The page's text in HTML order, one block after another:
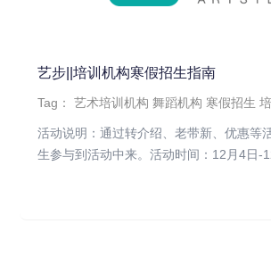
艺步||培训机构寒假招生指南
Tag：艺术培训机构 舞蹈机构 寒假招生
活动说明：通过转介绍、老带新、优惠等
生参与到活动中来。活动时间：12月4日-